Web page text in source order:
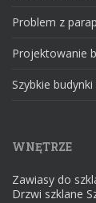
Problem z
Projektowanie
Szybkie budynki
WNĘTRZE
Zawiasy do
Drzwi szklane